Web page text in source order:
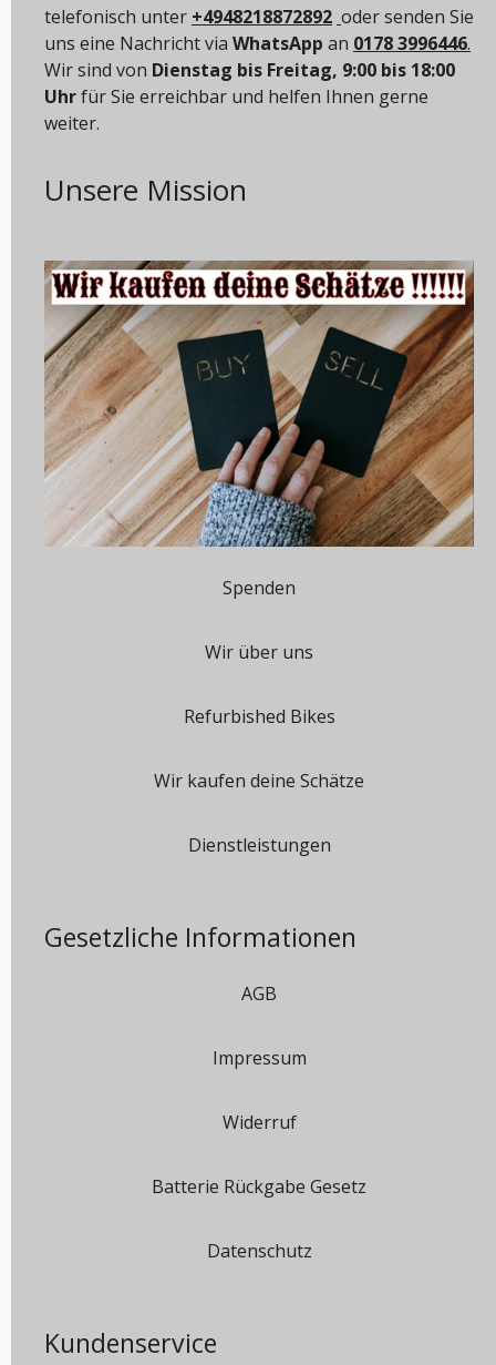
telefonisch unter +4948218872892 oder senden Sie
uns eine Nachricht via WhatsApp an 0178 3996446.
Wir sind von Dienstag bis Freitag, 9:00 bis 18:00
Uhrfür Sie erreichbar und helfen Ihnen gerne
weiter.
Unsere Mission
Spenden
Wir über uns
Refurbished Bikes
Wir kaufen deine Schätze
Dienstleistungen
Gesetzliche Informationen
AGB
Impressum
Widerruf
Batterie Rückgabe Gesetz
Datenschutz
Kundenservice